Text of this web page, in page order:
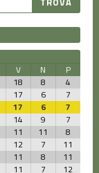
V N
P
18 8
4
17 6
7
17 6
7
14 9
7
11 11
8
12 7
11
11 8
11
11 7 12